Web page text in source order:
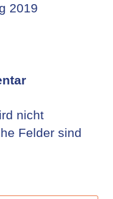
2019
nicht
Felder sind